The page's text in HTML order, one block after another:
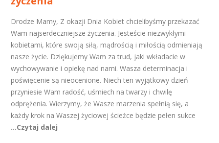
Drodze Mamy, Z okazji Dnia Kobiet chcielibyśmy przekazać
Wam najserdeczniejsze życzenia. Jesteście niezwykłymi
kobietami, które swoją siłą, mądrością i miłością odmieniają
nasze życie. Dziękujemy Wam za trud, jaki wkładacie w
wychowywanie i opiekę nad nami. Wasza determinacja i
poświęcenie są nieocenione. Niech ten wyjątkowy dzień
przyniesie Wam radość, uśmiech na twarzy i chwilę
odprężenia. Wierzymy, że Wasze marzenia spełnią się, a
każdy krok na Waszej życiowej ścieżce będzie pełen sukce
...Czytaj dalej